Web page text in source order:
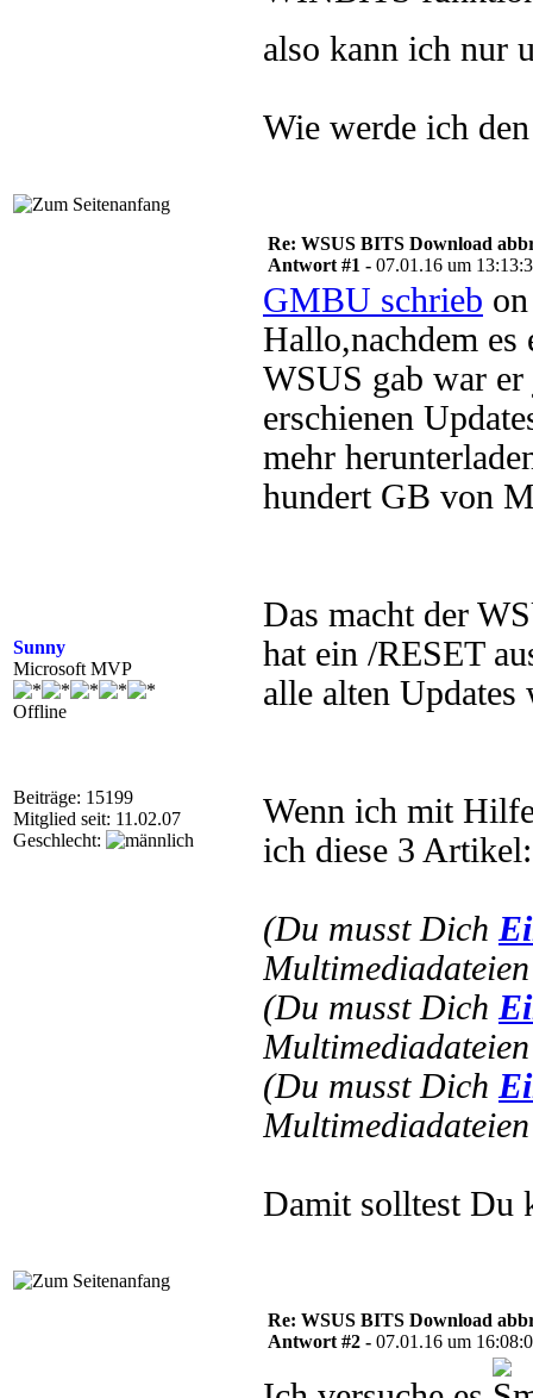
also kann ich nur
Wie werde ich
Sunny
Microsoft MVP
Offline
Beiträge: 15199
Mitglied seit: 11.02.07
Geschlecht:
Re: WSUS BITS Download
Antwort #1 - 07.01.16 um
GMBU schrieb
Hallo,nachdem
WSUS gab war
erschienen
mehr
hundert GB von
Das macht der
hat ein /RESET
alle alten
Wenn ich mit
ich diese 3 Artikel:
(Du musst Dich
(Du musst Dich
(Du musst Dich
Damit solltest Du
Re: WSUS BITS Download
Antwort #2 - 07.01.16 um